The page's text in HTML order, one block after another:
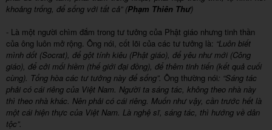
khoảng trống, để sống với tất cả” (Phạm Thiên Thư)
- Là một người chìm đắm trong tư tưởng của Phật giáo nhưng tinh thần
của ông luôn mở rộng. Ông nói, cốt lõi của các tư tưởng là: “Luôn biết
mình dốt (Socrat), để gột tính kiêu (Phật giáo), để yêu như mới (Công
giáo), để cởi mối hiềm (thế giới đại đồng), để thêm tinh tiến (kết quả cuối
cùng). Tổng hòa các tư tưởng này để sống”. Ông thường nói: “Sáng tác
phải có cái riêng của Việt Nam. Người ta sáng tác, không theo nhà này
thì theo nhà khác. Nên phải có cái riêng. Muốn như vậy, cần trước hết là
một cái hiện thực của Việt Nam. Là nghệ sĩ, sáng tác, thì hướng về dân
tộc”.